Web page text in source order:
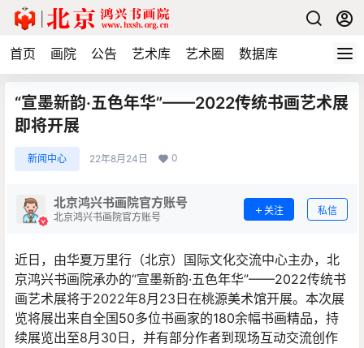
首页 画院 公告 艺术库 艺术圈 数据库
“宣墨新韵·五色年华”——2022传统书画艺术展
即将开展
新闻中心 22年8月24日 0
北京鸿兴书画院官方账号
北京鸿兴书画院官方账号
关注 私信
近日，由华夏万里行（北京）国际文化交流中心主办，北
京鸿兴书画院承办的“宣墨新韵·五色年华”——2022传统书
画艺术展将于2022年8月23日在桃源美术馆开展。本次展
览将展出来自全国50多位书画家的180余幅书画精品，持
续展览出至8月30日，并有部分作者到现场互动交流创作